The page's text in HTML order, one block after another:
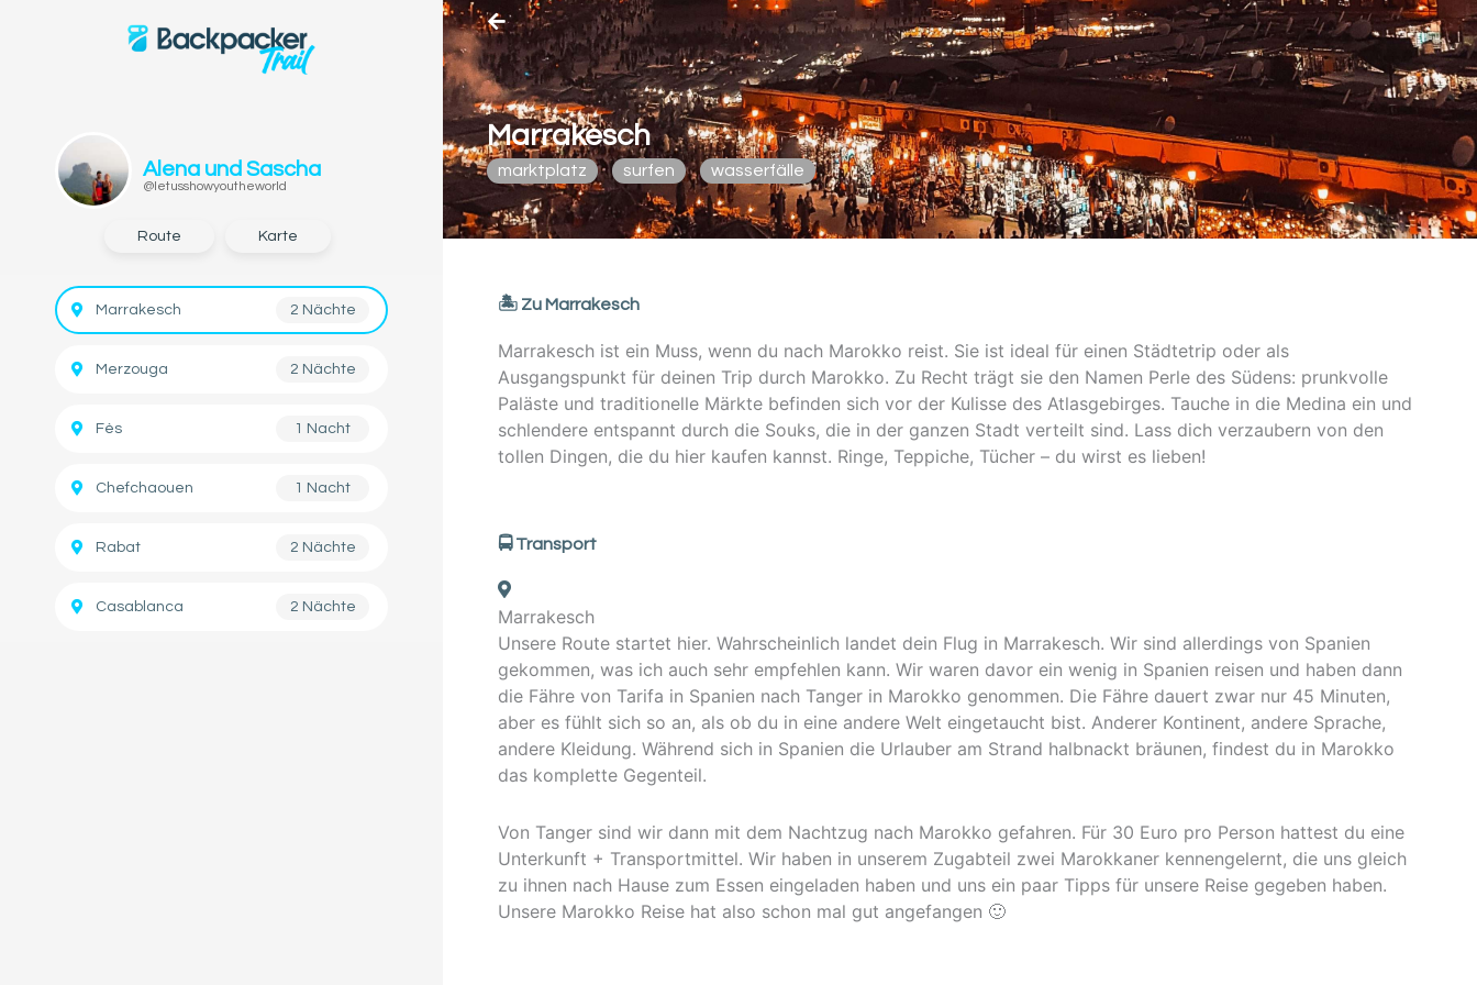
Alena und Sascha
@letusshowyoutheworld
Route Karte
Marrakesch 2 Nächte
Merzouga 2 Nächte
Fès 1 Nacht
Chefchaouen 1 Nacht
Rabat 2 Nächte
Casablanca 2 Nächte
Marrakesch
marktplatz surfen wasserfälle
🏝️ Zu Marrakesch
Marrakesch ist ein Muss, wenn du nach Marokko reist. Sie ist ideal für einen Städtetrip oder als
Ausgangspunkt für deinen Trip durch Marokko. Zu Recht trägt sie den Namen Perle des Südens: prunkvolle
Paläste und traditionelle Märkte befinden sich vor der Kulisse des Atlasgebirges. Tauche in die Medina ein und
schlendere entspannt durch die Souks, die in der ganzen Stadt verteilt sind. Lass dich verzaubern von den
tollen Dingen, die du hier kaufen kannst. Ringe, Teppiche, Tücher – du wirst es lieben!
🚍 Transport
Marrakesch
Unsere Route startet hier. Wahrscheinlich landet dein Flug in Marrakesch. Wir sind allerdings von Spanien
gekommen, was ich auch sehr empfehlen kann. Wir waren davor ein wenig in Spanien reisen und haben dann
die Fähre von Tarifa in Spanien nach Tanger in Marokko genommen. Die Fähre dauert zwar nur 45 Minuten,
aber es fühlt sich so an, als ob du in eine andere Welt eingetaucht bist. Anderer Kontinent, andere Sprache,
andere Kleidung. Während sich in Spanien die Urlauber am Strand halbnackt bräunen, findest du in Marokko
das komplette Gegenteil.
Von Tanger sind wir dann mit dem Nachtzug nach Marokko gefahren. Für 30 Euro pro Person hattest du eine
Unterkunft + Transportmittel. Wir haben in unserem Zugabteil zwei Marokkaner kennengelernt, die uns gleich
zu ihnen nach Hause zum Essen eingeladen haben und uns ein paar Tipps für unsere Reise gegeben haben.
Unsere Marokko Reise hat also schon mal gut angefangen 🙂